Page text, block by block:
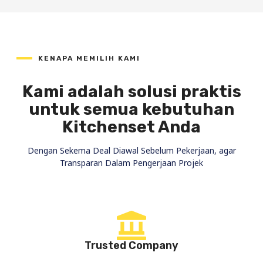
KENAPA MEMILIH KAMI
Kami adalah solusi praktis
untuk semua kebutuhan
Kitchenset Anda
Dengan Sekema Deal Diawal Sebelum Pekerjaan, agar
Transparan Dalam Pengerjaan Projek
Trusted Company